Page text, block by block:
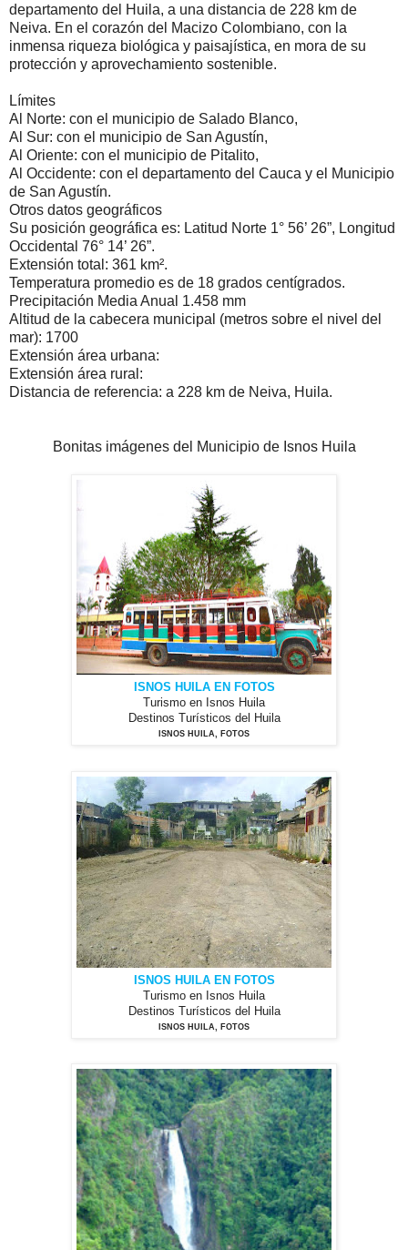
departamento del Huila, a una distancia de 228 km de
Neiva. En el corazón del Macizo Colombiano, con la
inmensa riqueza biológica y paisajística, en mora de su
protección y aprovechamiento sostenible.
Límites
Al Norte: con el municipio de Salado Blanco,
Al Sur: con el municipio de San Agustín,
Al Oriente: con el municipio de Pitalito,
Al Occidente: con el departamento del Cauca y el Municipio
de San Agustín.
Otros datos geográficos
Su posición geográfica es: Latitud Norte 1° 56’ 26”, Longitud
Occidental 76° 14’ 26”.
Extensión total: 361 km².
Temperatura promedio es de 18 grados centígrados.
Precipitación Media Anual 1.458 mm
Altitud de la cabecera municipal (metros sobre el nivel del
mar): 1700
Extensión área urbana:
Extensión área rural:
Distancia de referencia: a 228 km de Neiva, Huila.
Bonitas imágenes del Municipio de Isnos Huila
ISNOS HUILA EN FOTOS
Turismo en Isnos Huila
Destinos Turísticos del Huila
ISNOS HUILA, FOTOS
ISNOS HUILA EN FOTOS
Turismo en Isnos Huila
Destinos Turísticos del Huila
ISNOS HUILA, FOTOS